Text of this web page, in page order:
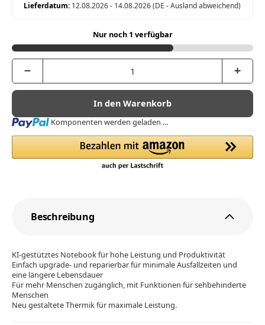
Lieferdatum: 12.08.2026 - 14.08.2026(DE - Ausland abweichend)
Nur noch 1 verfügbar
In den Warenkorb
Loading... Komponenten werden geladen ...
Beschreibung
KI-gestütztes Notebook für hohe Leistung und Produktivität
Einfach upgrade- und reparierbar für minimale Ausfallzeiten und
eine längere Lebensdauer
Für mehr Menschen zugänglich, mit Funktionen für sehbehinderte
Menschen
Neu gestaltete Thermik für maximale Leistung.